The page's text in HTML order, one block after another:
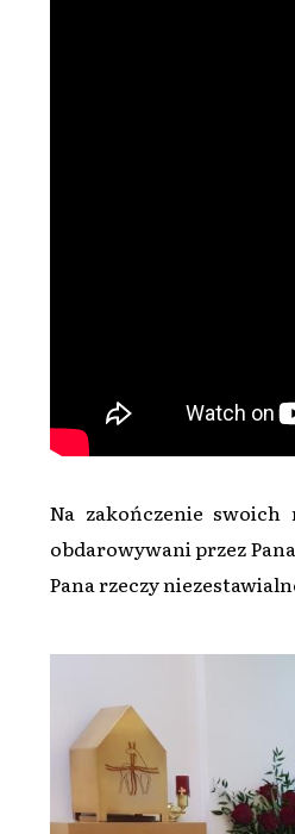
Na zakończenie
obdarowywani przez
Pana rzeczy